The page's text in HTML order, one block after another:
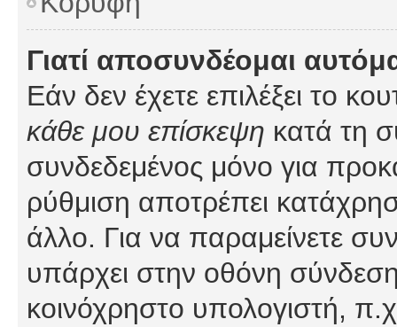
Γιατί αποσυνδέομαι
Εάν δεν έχετε επιλέξει το
κάθε μου επίσκεψη κατά τη
συνδεδεμένος μόνο για
ρύθμιση αποτρέπει
άλλο. Για να παραμείνετε
υπάρχει στην οθόνη
κοινόχρηστο υπολογιστή,